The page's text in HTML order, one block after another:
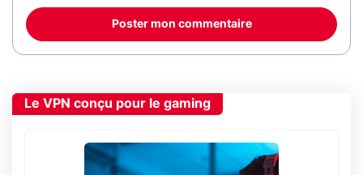
Poster mon commentaire
Le VPN conçu pour le gaming